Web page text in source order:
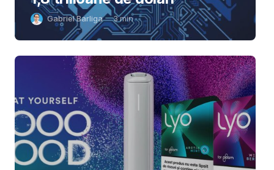
Gabriel Barliga 3min